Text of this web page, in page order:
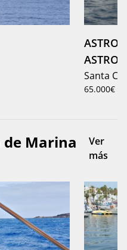
Santa
65.000€
de Marina
Ver
más